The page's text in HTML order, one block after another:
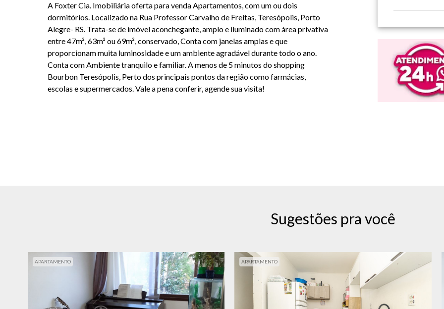
A Foxter Cia. Imobiliária oferta para venda Apartamentos, com um ou dois
dormitórios. Localizado na Rua Professor Carvalho de Freitas, Teresópolis, Porto
Alegre- RS. Trata-se de imóvel aconchegante, amplo e iluminado com área privativa
entre 47m², 63m² ou 69m², conservado, Conta com janelas amplas e que
proporcionam muita luminosidade e um ambiente agradável durante todo o ano.
Conta com Ambiente tranquilo e familiar. A menos de 5 minutos do shopping
Bourbon Teresópolis, Perto dos principais pontos da região como farmácias,
escolas e supermercados. Vale a pena conferir, agende sua visita!
Sugestões pra você
APARTAMENTO APARTAMENTO